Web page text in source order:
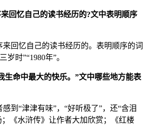
回忆自己的读书经历的?文中表明顺序
回忆自己的读书经历的。表明顺序的词
岁时”“1980年”。
生命中最大的快乐。”文中哪些地方能表
感到“津津有味”，“好听极了”，还“含泪
；《水浒传》让作者大加欣赏；《红楼